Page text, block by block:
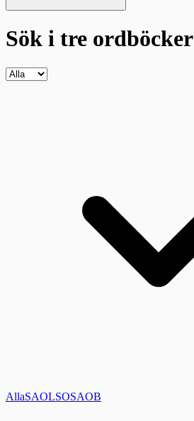
Sök i tre ordböcker
AllaSAOLSOSAOB